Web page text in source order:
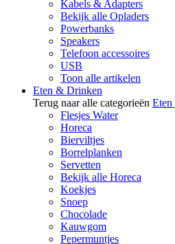
Kabels & Adapters
Bekijk alle Opladers
Powerbanks
Speakers
Telefoon accessoires
USB
Toon alle artikelen
Eten & Drinken
Terug naar alle categorieën
Flesjes Water
Horeca
Bierviltjes
Borrelplanken
Servetten
Bekijk alle Horeca
Koekjes
Snoep
Chocolade
Kauwgom
Pepermuntjes